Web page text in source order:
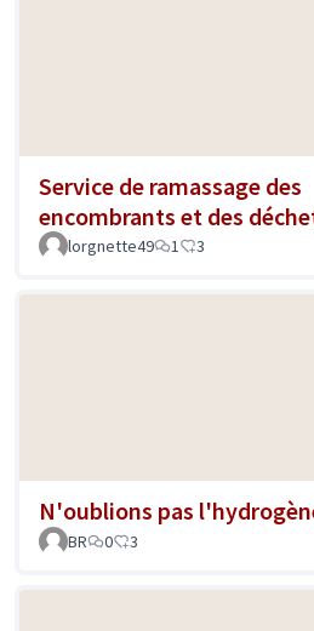
Service de ramassage des
encombrants et des
lorgnette49 1 3
N'oublions pas
BR
0 3